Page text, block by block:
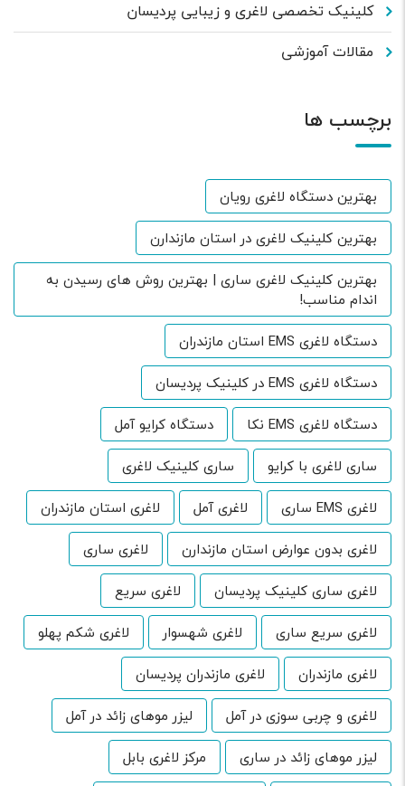
کلینیک تخصصی لاغری و زیبایی پردیسان
مقالات آموزشی
برچسب ها
بهترین دستگاه لاغری رویان
بهترین کلینیک لاغری در استان مازندارن
بهترین کلینیک لاغری ساری | بهترین روش های رسیدن به
اندام مناسب!
دستگاه لاغری EMS استان مازندران
دستگاه لاغری EMS در کلینیک پردیسان
دستگاه لاغری EMS نکا
دستگاه کرایو آمل
ساری لاغری با کرایو
ساری کلینیک لاغری
لاغری EMS ساری
لاغری آمل
لاغری استان مازندران
لاغری بدون عوارض استان مازندارن
لاغری ساری
لاغری ساری کلینیک پردیسان
لاغری سریع
لاغری سریع ساری
لاغری شهسوار
لاغری شکم پهلو
لاغری مازندران
لاغری مازندران پردیسان
لاغری و چربی سوزی در آمل
لیزر موهای زائد در آمل
لیزر موهای زائد در ساری
مرکز لاغری بابل